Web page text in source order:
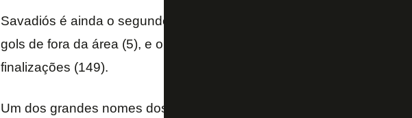
Savadiós é ainda o segundo colocado em participações em gols
gols de fora da área (5), e o terceiro em gols totais (17), grandes
finalizações (149).
Um dos grandes nomes dos títulos brasileiro e da Libertadores em